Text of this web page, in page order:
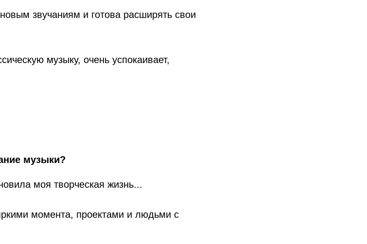
звучаниям и готова расширять свои
музыку, очень успокаивает,
музыки?
моя творческая жизнь...
момента, проектами и людьми с